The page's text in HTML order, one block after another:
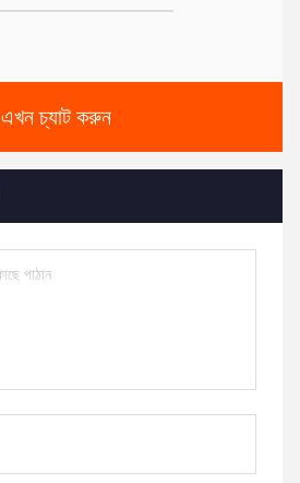
এখন চ্যাট করুন